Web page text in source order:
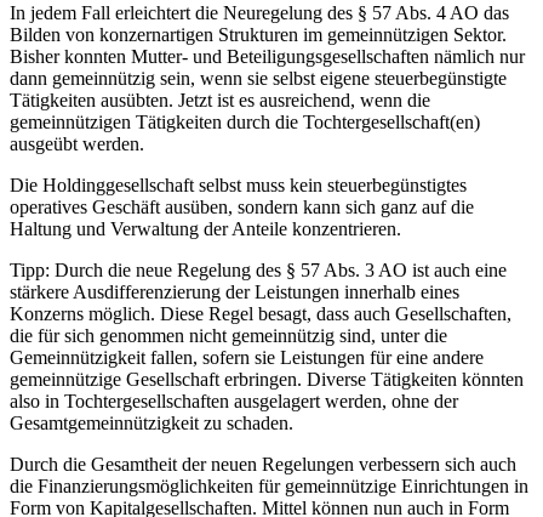
In jedem Fall erleichtert die Neuregelung des § 57 Abs. 4 AO das
Bilden von konzernartigen Strukturen im gemeinnützigen Sektor.
Bisher konnten Mutter- und Beteiligungsgesellschaften nämlich nur
dann gemeinnützig sein, wenn sie selbst eigene steuerbegünstigte
Tätigkeiten ausübten. Jetzt ist es ausreichend, wenn die
gemeinnützigen Tätigkeiten durch die Tochtergesellschaft(en)
ausgeübt werden.
Die Holdinggesellschaft selbst muss kein steuerbegünstigtes
operatives Geschäft ausüben, sondern kann sich ganz auf die
Haltung und Verwaltung der Anteile konzentrieren.
Tipp: Durch die neue Regelung des § 57 Abs. 3 AO ist auch eine
stärkere Ausdifferenzierung der Leistungen innerhalb eines
Konzerns möglich. Diese Regel besagt, dass auch Gesellschaften,
die für sich genommen nicht gemeinnützig sind, unter die
Gemeinnützigkeit fallen, sofern sie Leistungen für eine andere
gemeinnützige Gesellschaft erbringen. Diverse Tätigkeiten könnten
also in Tochtergesellschaften ausgelagert werden, ohne der
Gesamtgemeinnützigkeit zu schaden.
Durch die Gesamtheit der neuen Regelungen verbessern sich auch
die Finanzierungsmöglichkeiten für gemeinnützige Einrichtungen in
Form von Kapitalgesellschaften. Mittel können nun auch in Form